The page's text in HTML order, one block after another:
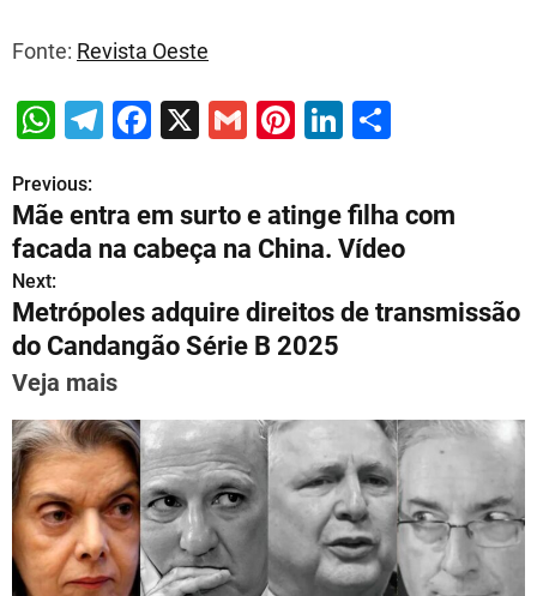
Fonte: Revista Oeste
W
at
s
A
p
p
T
e
gr
a
m
F
e
b
o
o
X
G
l
Pi
er
e
st
Li
k
e
dI
n
e
P
o
s
t
n
a
v
i
g
Previous:
Mãe entra em surto e atinge filha com
facada na cabeça na China. Vídeo
Next:
Metrópoles adquire direitos de transmissão
do Candangão Série B 2025
Veja mais